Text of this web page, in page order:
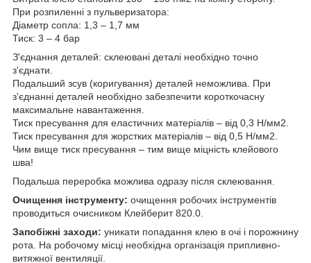
При розпиленні з пульверизатора:
Діаметр сопла: 1,3 – 1,7 мм
Тиск: 3 – 4 бар
З'єднання деталей: склеювані деталі необхідно точно
з'єднати.
Подальший зсув (коригування) деталей неможлива. При
з'єднанні деталей необхідно забезпечити короткочасну
максимальне навантаження.
Тиск пресування для еластичних матеріалів – від 0,3 Н/мм2.
Тиск пресування для жорстких матеріалів – від 0,5 Н/мм2.
Чим вище тиск пресування – тим вище міцність клейового
шва!
Подальша переробка можлива одразу після склеювання.
Очищення інструменту: очищення робочих інструментів
проводиться очисником Клейберит 820.0.
Запобіжні заходи: уникати попадання клею в очі і порожнину
рота. На робочому місці необхідна організація припливно-
витяжної вентиляції.